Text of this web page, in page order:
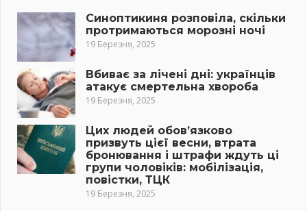
Синоптикиня розповіла, скільки
протримаються морозні ночі
19 Березня, 2025
Вбиває за лічені дні: українців
атакує смертельна хвороба
19 Березня, 2025
Цих людей обов’язково
призвуть цієї весни, втрата
бронювання і штрафи ждуть ці
групи чоловіків: мобілізація,
повістки, ТЦК
19 Березня, 2025